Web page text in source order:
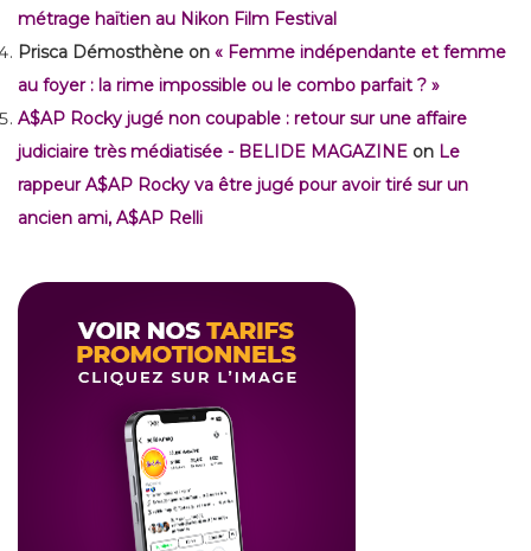
métrage haïtien au Nikon Film Festival
Prisca Démosthène on « Femme indépendante et femme
au foyer : la rime impossible ou le combo parfait ? »
A$AP Rocky jugé non coupable : retour sur une affaire
judiciaire très médiatisée - BELIDE MAGAZINE on Le
rappeur A$AP Rocky va être jugé pour avoir tiré sur un
ancien ami, A$AP Relli